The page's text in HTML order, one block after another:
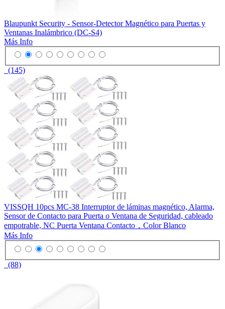
Blaupunkt Security - Sensor-Detector Magnético para Puertas y
Ventanas Inalámbrico (DC-S4)
Más Info
(145)
VISSQH 10pcs MC-38 Interruptor de láminas magnético, Alarma,
Sensor de Contacto para Puerta o Ventana de Seguridad, cableado
empotrable, NC Puerta Ventana Contacto，Color Blanco
Más Info
(88)